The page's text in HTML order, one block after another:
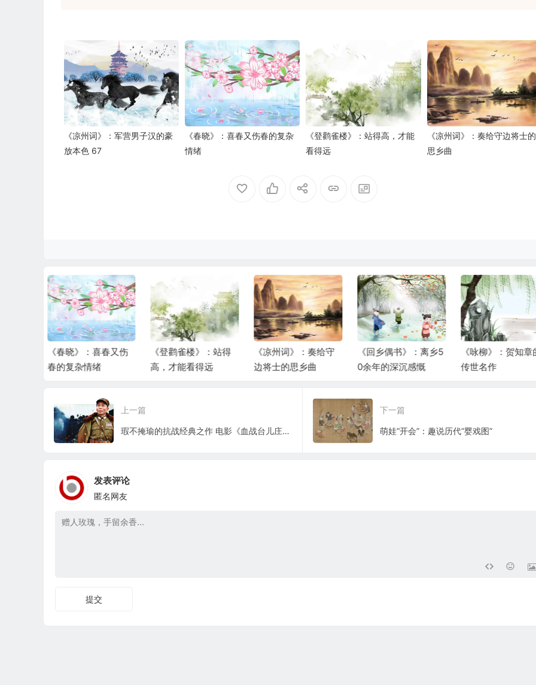
《凉州词》：军营男子汉的豪
放本色 67
《春晓》：喜春又伤春的复杂
情绪
《登鹳雀楼》：站得高，才能
看得远
《凉州词》：奏给守边将士的
思乡曲
《登鹳雀楼》：站得
高，才能看得远
《凉州词》：奏给守
边将士的思乡曲
《回乡偶书》：离乡5
0余年的深沉感慨
《咏柳》：贺知章的
传世名作
《风》：不见一“
字，却处处有风
上一篇
瑕不掩瑜的抗战经典之作 电影《血战台儿庄》中的虚与实
下一篇
萌娃“开会”：趣说历代“婴戏图”
发表评论
匿名网友
提交